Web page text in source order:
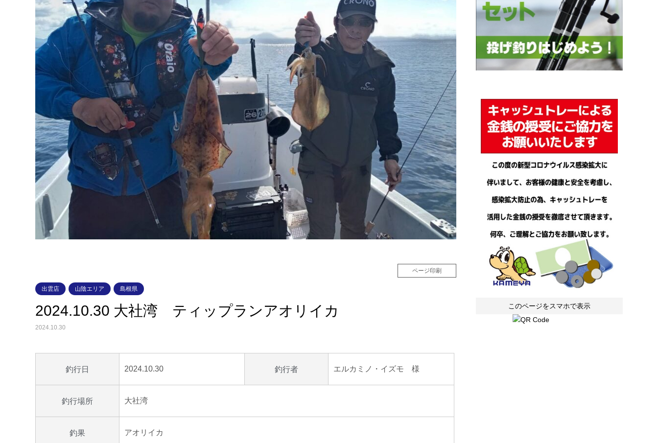
ページ印刷
出雲店 山陰エリア 島根県
2024.10.30 大社湾 ティップランアオリイカ
2024.10.30
釣行日 2024.10.30 釣行者 エルカミノ・イズモ 様
釣行場所 大社湾
釣果 アオリイカ
このページをスマホで表示